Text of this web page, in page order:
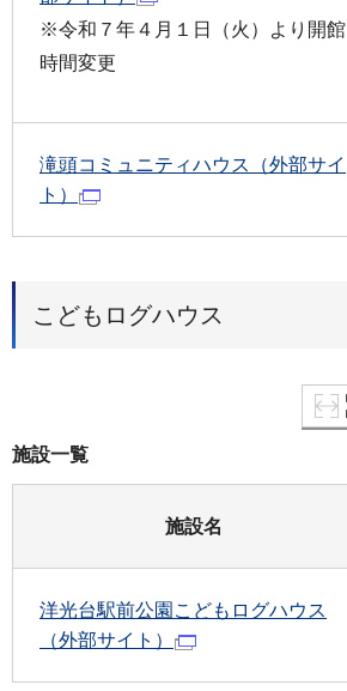
※令和７年４月１日（火）より開館
時間変更
滝頭コミュニティハウス（外部サイ
ト）
こどもログハウス
施設一覧
施設名
洋光台駅前公園こどもログハウス
（外部サイト）